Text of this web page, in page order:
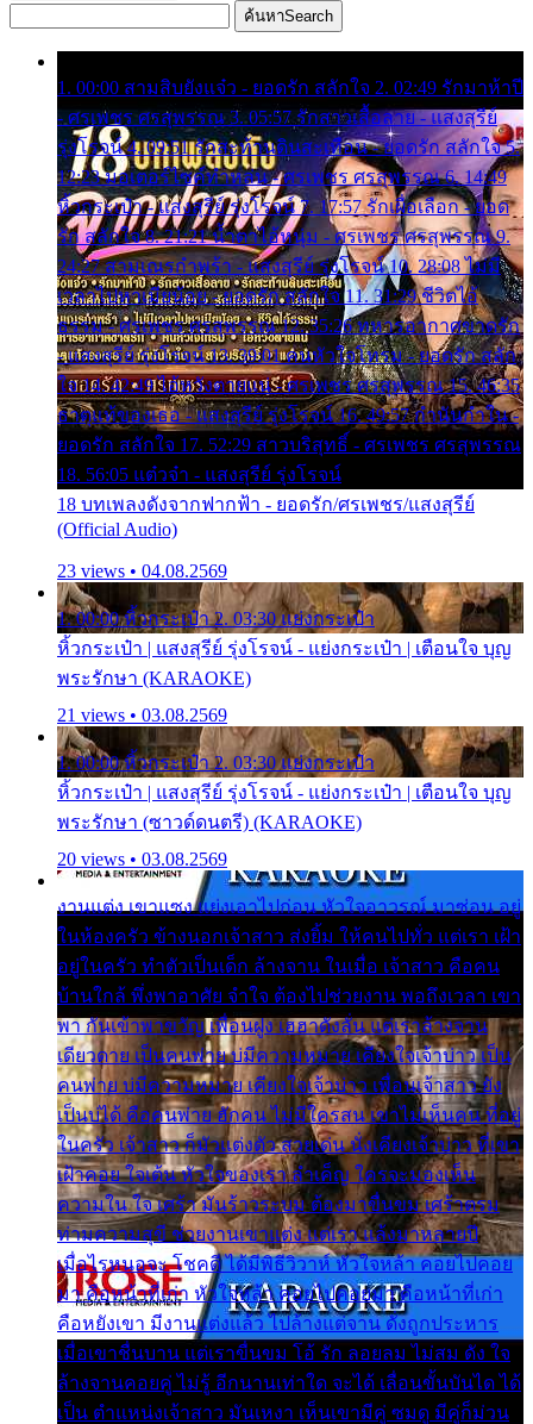
ค้นหาSearch
1. 00:00 สามสิบยังแจ๋ว - ยอดรัก สลักใจ 2. 02:49 รักมาห้าปี
- ศรเพชร ศรสุพรรณ 3. 05:57 รักสาวเสื้อลาย - แสงสุรีย์
รุ่งโรจน์ 4. 09:51 รักสะท้านดินสะเทือน - ยอดรัก สลักใจ 5.
12:23 มอเตอร์ไซค์ทำหล่น - ศรเพชร ศรสุพรรณ 6. 14:49
หิ้วกระเป๋า - แสงสุรีย์ รุ่งโรจน์ 7. 17:57 รักเผื่อเลือก - ยอด
รัก สลักใจ 8. 21:21 น้ำตาไอ้หนุ่ม - ศรเพชร ศรสุพรรณ 9.
24:27 สามเณรกำพร้า - แสงสุรีย์ รุ่งโรจน์ 10. 28:08 ไม่มี
เวลาไปหาเมียน้อย - ยอดรัก สลักใจ 11. 31:29 ชีวิตไอ้
ธรรม - ศรเพชร ศรสุพรรณ 12. 35:26 ทหารอากาศขาดรัก
- แสงสุรีย์ รุ่งโรจน์ 13. 39:01 คนหัวใจโทรม - ยอดรัก สลัก
ใจ 14. 42:49 ไอ้หวังตายแน่ - ศรเพชร ศรสุพรรณ 15. 46:35
ธาตุแท้ของเธอ - แสงสุรีย์ รุ่งโรจน์ 16. 49:57 กำนันกำใน -
ยอดรัก สลักใจ 17. 52:29 สาวบริสุทธิ์ - ศรเพชร ศรสุพรรณ
18. 56:05 แต๋วจ๋า - แสงสุรีย์ รุ่งโรจน์
18 บทเพลงดังจากฟากฟ้า - ยอดรัก/ศรเพชร/แสงสุรีย์
(Official Audio)
23 views • 04.08.2569
1. 00:00 หิ้วกระเป๋า 2. 03:30 แย่งกระเป๋า
หิ้วกระเป๋า | แสงสุรีย์ รุ่งโรจน์ - แย่งกระเป๋า | เตือนใจ บุญ
พระรักษา (KARAOKE)
21 views • 03.08.2569
1. 00:00 หิ้วกระเป๋า 2. 03:30 แย่งกระเป๋า
หิ้วกระเป๋า | แสงสุรีย์ รุ่งโรจน์ - แย่งกระเป๋า | เตือนใจ บุญ
พระรักษา (ซาวด์ดนตรี) (KARAOKE)
20 views • 03.08.2569
งานแต่ง เขาแซง แย่งเอาไปก่อน หัวใจอาวรณ์ มาซ่อน อยู่
ในห้องครัว ข้างนอกเจ้าสาว ส่งยิ้ม ให้คนไปทั่ว แต่เรา เฝ้า
อยู่ในครัว ทำตัวเป็นเด็ก ล้างจาน ในเมื่อ เจ้าสาว คือคน
บ้านใกล้ พึ่งพาอาศัย จำใจ ต้องไปช่วยงาน พอถึงเวลา เขา
พา กันเข้าพาขวัญ เพื่อนฝูง เฮฮาดังลั่น แต่เราล้างจาน
เดียวดาย เป็นคนพ่าย บ่มีความหมาย เคียงใจเจ้าบ่าว เป็น
คนพ่าย บ่มีความหมาย เคียงใจเจ้าบ่าว เพื่อนเจ้าสาว ยัง
เป็นบ่ได้ คือคนพ่าย ฮักคน ไม่มีใครสน เขาไม่เห็นคน ที่อยู่
ในครัว เจ้าสาว ก็มัวแต่งตัว สวยเด่น นั่งเคียงเจ้าบ่าว ที่เขา
เฝ้าคอย ใจเต้น หัวใจของเรา ลำเค็ญ ใครจะมองเห็น
ความใน ใจ เศร้า มันร้าวระบม ต้องมาขื่นขม เศร้าตรม
ท่ามความสุขี ช่วยงานเขาแต่ง แต่เรา แล้งมาหลายปี
เมื่อไรหนอจะ โชคดี ได้มีพิธีวิวาห์ หัวใจหล้า คอยไปคอย
มา คือหน้าที่เก่า หัวใจหล้า คอยไปคอยมา คือหน้าที่เก่า
คือหยังเขา มีงานแต่งแล้ว ไปล้างแต่จาน ดั่งถูกประหาร
เมื่อเขาชื่นบาน แต่เราขื่นขม โอ้ รัก ลอยลม ไม่สม ดัง ใจ
ล้างจานคอยคู่ ไม่รู้ อีกนานเท่าใด จะได้ เลื่อนขั้นบันได ได้
เป็น ตำแหน่งเจ้าสาว มันเหงา เห็นเขามีคู่ ซมดู มีคู่ก็ม่วน